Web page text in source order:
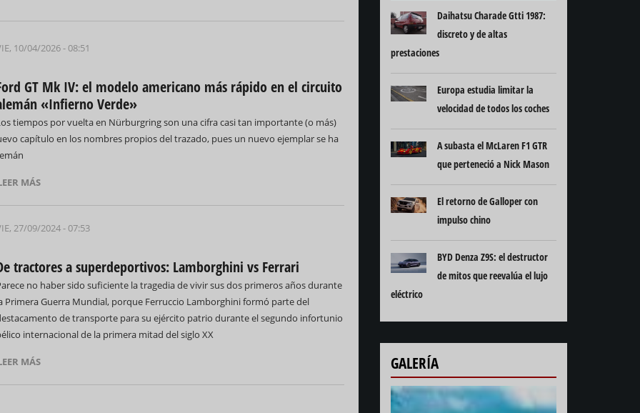
10/04/2026 - 08:51
GT Mk IV: el modelo americano más rápido en el circuito
«Infierno Verde»
tiempos por vuelta en Nürburgring son una cifra casi tan importante (o más)
capítulo en los nombres propios del trazado, pues un nuevo ejemplar se ha
MÁS
27/09/2024 - 07:53
tractores a superdeportivos: Lamborghini vs Ferrari
no haber sido suficiente la tragedia de vivir sus dos primeros años durante
Primera Guerra Mundial, porque Ferruccio Lamborghini formó parte del
de transporte para su ejército patrio durante el segundo infortunio
internacional de la primera mitad del siglo XX
MÁS
Daihatsu Charade Gtti 1987:
discreto y de altas
prestaciones
Europa estudia limitar la
velocidad de todos los coches
A subasta el McLaren F1 GTR
que perteneció a Nick Mason
El retorno de Galloper con
impulso chino
BYD Denza Z9S: el destructor
de mitos que reevalúa el lujo
eléctrico
GALERÍA